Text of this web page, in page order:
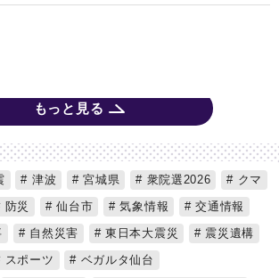
もっと見る
津波 宮城県 衆院選2026
クマ
防災 仙台市 気象情報
交通情報
自然災害 東日本大震災
震災遺構
スポーツ
ベガルタ仙台